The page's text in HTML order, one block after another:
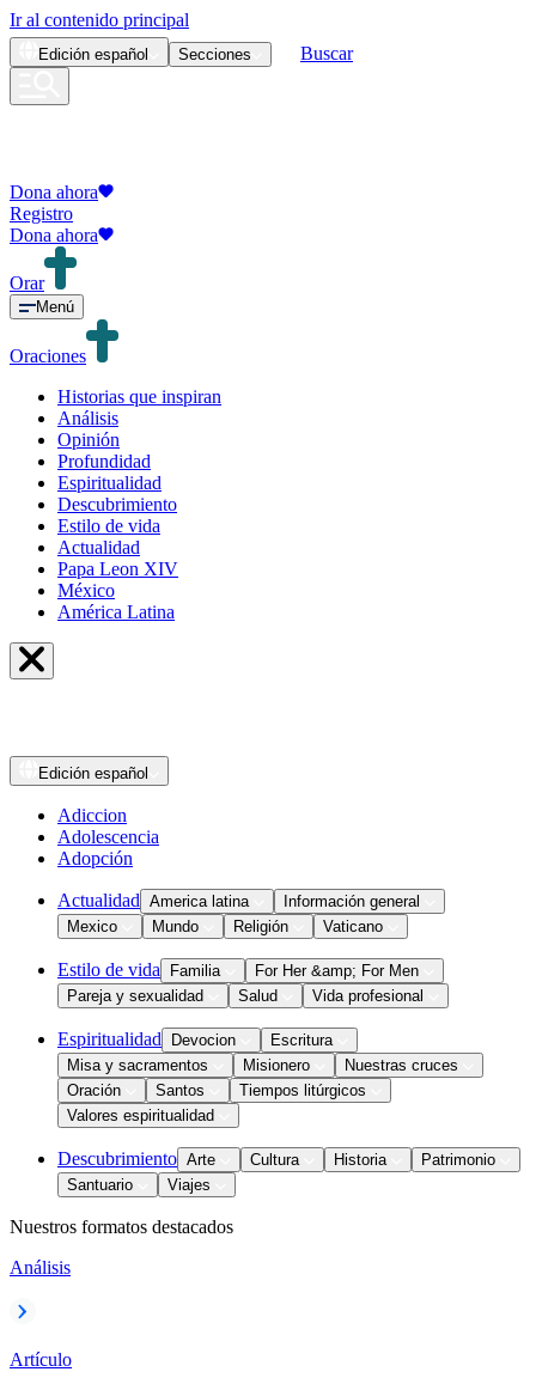
Ir al contenido principal
Edición español Secciones Buscar
Dona ahora
Registro
Dona ahora
Orar
Menú
Oraciones
Historias que inspiran
Análisis
Opinión
Profundidad
Espiritualidad
Descubrimiento
Estilo de vida
Actualidad
Papa Leon XIV
México
América Latina
Edición español
Adiccion
Adolescencia
Adopción
Actualidad America latina
Información general
Mexico
Mundo Religión Vaticano
Estilo de vida Familia
For Her &amp; For Men
Pareja y sexualidad
Salud Vida profesional
Espiritualidad Devocion
Escritura
Misa y sacramentos
Misionero
Nuestras cruces
Oración
Santos
Tiempos litúrgicos
Valores espiritualidad
Descubrimiento Arte Cultura Historia
Patrimonio
Santuario
Viajes
Nuestros formatos destacados
Análisis
Artículo